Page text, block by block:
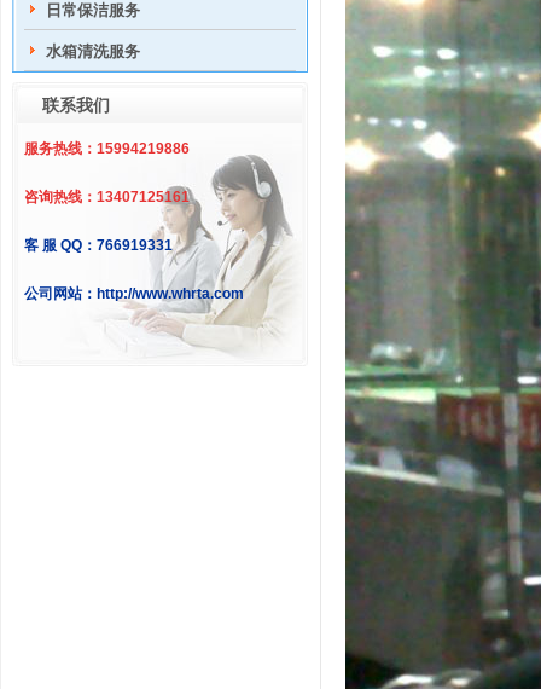
日常保洁服务
水箱清洗服务
联系我们
服务热线：15994219886
咨询热线：13407125161
客 服 QQ：766919331
公司网站：http://www.whrta.com